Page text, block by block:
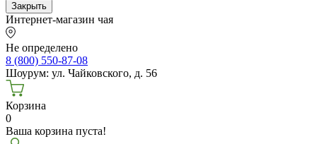
Закрыть
Интернет-магазин чая
Не определено
8 (800) 550-87-08
Шоурум: ул. Чайковского, д. 56
Корзина
0
Ваша корзина пуста!